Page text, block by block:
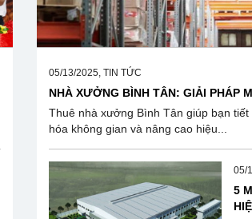
05/13/2025, TIN TỨC
NHÀ XƯỞNG BÌNH TÂN: GIẢI PHÁP
Thuê nhà xưởng Bình Tân giúp bạn
hóa không gian và nâng cao hiệu...
05/
5